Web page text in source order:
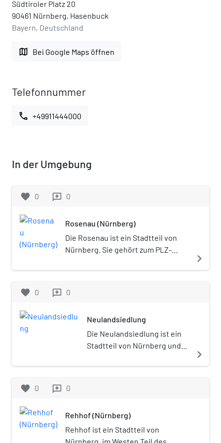
Südtiroler Platz 20
90461 Nürnberg, Hasenbuck
Bayern, Deutschland
map Bei Google Maps öffnen
Telefonnummer
call +49911444000
In der Umgebung
favorite 0 reviews 0
Rosenau (Nürnberg)
Die Rosenau ist ein Stadtteil von
Nürnberg. Sie gehört zum PLZ-
Bezirk 05 Himpfelshof.
navigate_next
favorite 0 reviews 0
Neulandsiedlung
Die Neulandsiedlung ist ein
Stadtteil von Nürnberg und
Bezirk 37 (Langwasser
navigate_next
favorite 0 reviews 0
Rehhof (Nürnberg)
Rehhof ist ein Stadtteil von